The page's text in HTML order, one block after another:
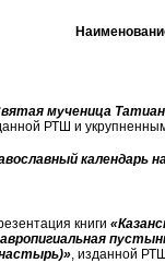
мученица
РТШ и
календарь
книги
, изданной